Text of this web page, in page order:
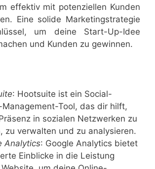
effektiv mit potenziellen Kunden
Eine solide Marketingstrategie
um deine Start-Up-Idee
und Kunden zu gewinnen.
: Hootsuite ist ein Social-
Tool, das dir hilft,
in sozialen Netzwerken zu
zu verwalten und zu analysieren.
Analytics: Google Analytics bietet
Einblicke in die Leistung